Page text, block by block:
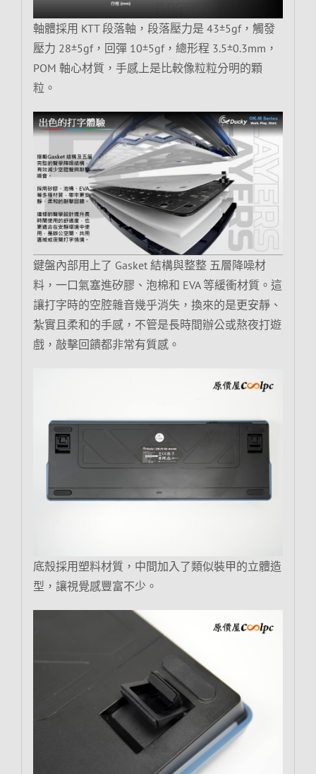
軸體採用 KTT 段落軸，段落壓力是 43±5gf，觸發
壓力 28±5gf，回彈 10±5gf，總形程 3.5±0.3mm，
POM 軸心材質，手感上是比較像粒粒分明的顆
粒。
鍵盤內部用上了 Gasket 結構與整整 五層降噪材
料，一口氣塞進矽膠、泡棉和 EVA 等緩衝材質。這
讓打字時的空腔雜音幾乎消失，換來的是更安靜、
紮實且柔和的手感，不管是長時間辦公或熬夜打遊
戲，敲擊回饋都非常有質感。
底殼採用塑料材質，中間加入了類似裝甲的立體造
型，讓視覺感豐富不少。